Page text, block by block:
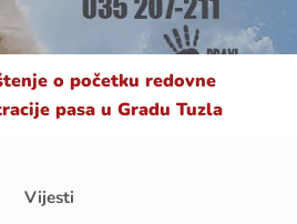
o početku redovne
pasa u Gradu Tuzla
Vijesti